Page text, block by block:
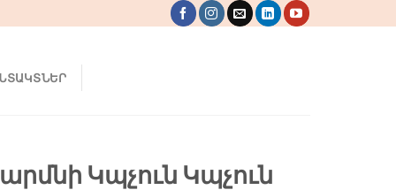
Կպչուն Կպչուն